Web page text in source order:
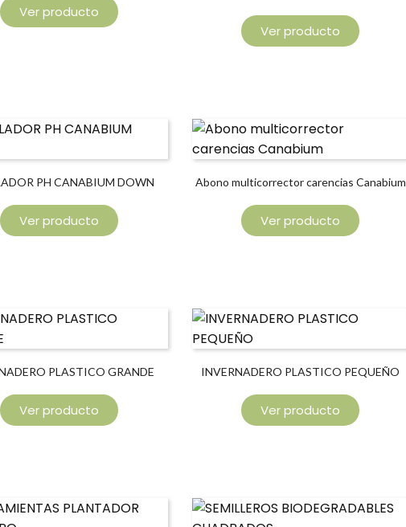
Ver producto
Ver producto
PH CANABIUM DOWN
Ver producto
Abono multicorrector carencias Canabium
Ver producto
PLASTICO GRANDE
Ver producto
INVERNADERO PLASTICO PEQUEÑO
Ver producto